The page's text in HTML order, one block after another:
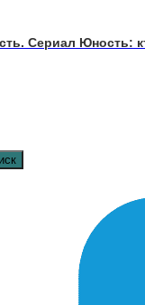
Сериал Юность: